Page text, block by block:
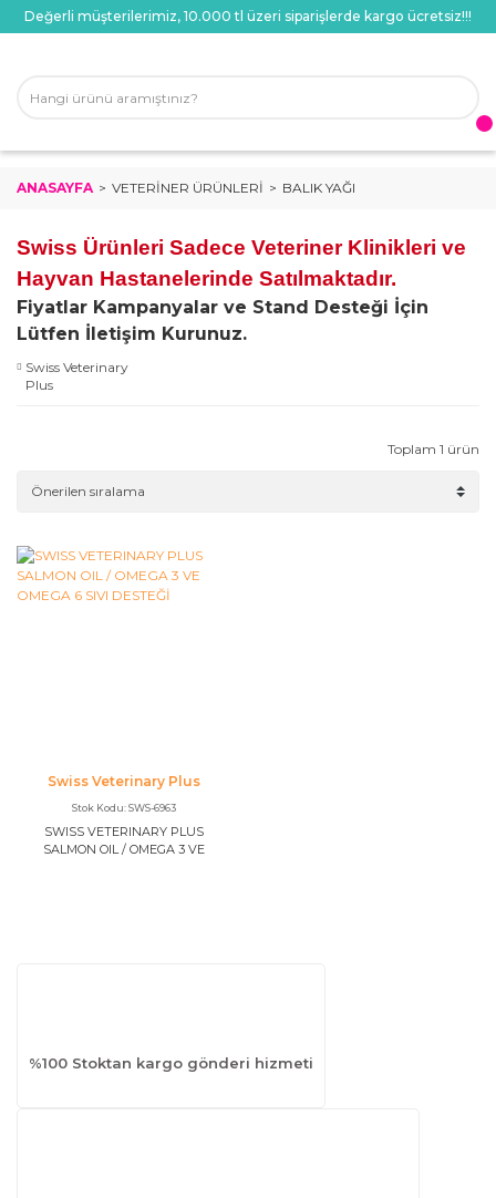
Değerli müşterilerimiz, 10.000 tl üzeri siparişlerde kargo ücretsiz!!!
ANASAYFA VETERINER ÜRÜNLERI BALIK YAĞI
Swiss Ürünleri Sadece Veteriner Klinikleri ve
Hayvan Hastanelerinde Satılmaktadır.
Fiyatlar Kampanyalar ve Stand Desteği İçin
Lütfen İletişim Kurunuz.
Swiss Veterinary
Plus
Toplam 1 ürün
Swiss Veterinary Plus
Stok Kodu: SWS-6963
SWISS VETERINARY PLUS
SALMON OIL / OMEGA 3 VE
%100 Stoktan kargo gönderi hizmeti